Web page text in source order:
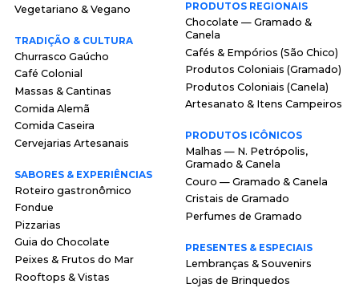
Vegetariano & Vegano
TRADIÇÃO & CULTURA
Churrasco Gaúcho
Café Colonial
Massas & Cantinas
Comida Alemã
Comida Caseira
Cervejarias Artesanais
SABORES & EXPERIÊNCIAS
Roteiro gastronômico
Fondue
Pizzarias
Guia do Chocolate
Peixes & Frutos do Mar
Rooftops & Vistas
PRODUTOS REGIONAIS
Chocolate — Gramado &
Canela
Cafés & Empórios (São Chico)
Produtos Coloniais (Gramado)
Produtos Coloniais (Canela)
Artesanato & Itens Campeiros
PRODUTOS ICÔNICOS
Malhas — N. Petrópolis,
Gramado & Canela
Couro — Gramado & Canela
Cristais de Gramado
Perfumes de Gramado
PRESENTES & ESPECIAIS
Lembranças & Souvenirs
Lojas de Brinquedos